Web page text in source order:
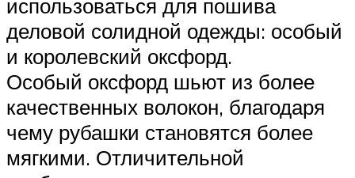
использоваться для пошива
деловой солидной одежды: особый
и королевский оксфорд.
Особый оксфорд шьют из более
качественных волокон, благодаря
чему рубашки становятся более
мягкими. Отличительной